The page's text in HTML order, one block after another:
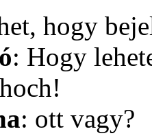
hogy
: Hogy
: ott vagy?